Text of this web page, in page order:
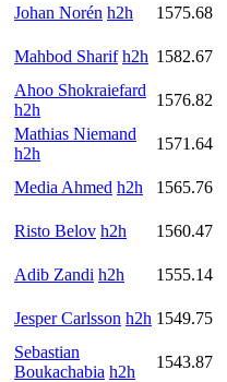
Johan Norén h2h
1575.68
Mahbod Sharif h2h 1582.67
Ahoo Shokraiefard
h2h
1576.82
Mathias Niemand
h2h
1571.64
Media Ahmed h2h
1565.76
Risto Belov h2h
1560.47
Adib Zandi h2h
1555.14
Jesper Carlsson h2h 1549.75
Sebastian
Boukachabia h2h
1543.87